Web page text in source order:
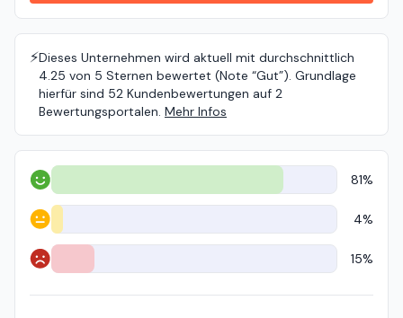
⚡️Dieses Unternehmen wird aktuell mit durchschnittlich
4.25 von 5 Sternen bewertet (Note “Gut”). Grundlage
hierfür sind 52 Kundenbewertungen auf 2
Bewertungsportalen. Mehr Infos
Positiv 81%
Neutral 4%
Negativ 15%